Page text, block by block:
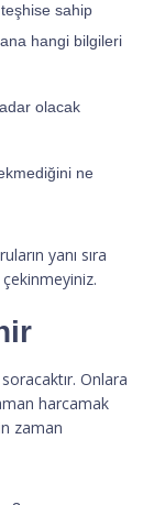
sahip
hangi bilgileri
olacak
ne
yanı sıra
Onlara
harcamak
zaman